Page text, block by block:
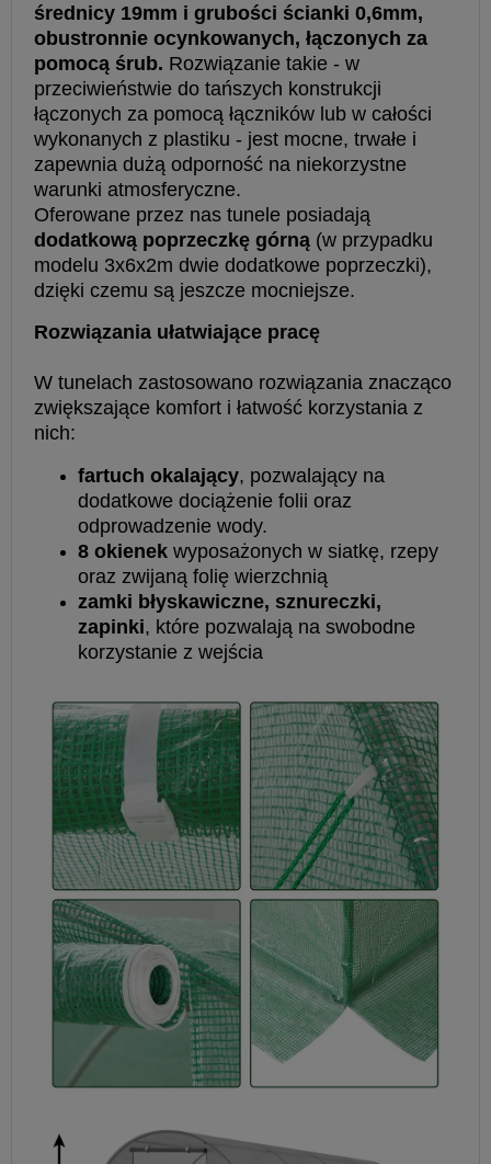
średnicy 19mm i grubości ścianki 0,6mm,
obustronnie ocynkowanych, łączonych za
pomocą śrub. Rozwiązanie takie - w
przeciwieństwie do tańszych konstrukcji
łączonych za pomocą łączników lub w całości
wykonanych z plastiku - jest mocne, trwałe i
zapewnia dużą odporność na niekorzystne
warunki atmosferyczne.
Oferowane przez nas tunele posiadają
dodatkową poprzeczkę górną (w przypadku
modelu 3x6x2m dwie dodatkowe poprzeczki),
dzięki czemu są jeszcze mocniejsze.
Rozwiązania ułatwiające pracę
W tunelach zastosowano rozwiązania znacząco
zwiększające komfort i łatwość korzystania z
nich:
fartuch okalający, pozwalający na
dodatkowe dociążenie folii oraz
odprowadzenie wody.
8 okienek wyposażonych w siatkę, rzepy
oraz zwijaną folię wierzchnią
zamki błyskawiczne, sznureczki,
zapinki, które pozwalają na swobodne
korzystanie z wejścia